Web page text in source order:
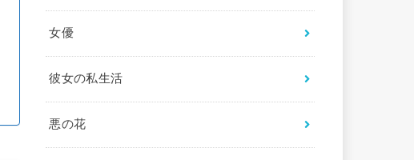
女優
彼女の私生活
悪の花